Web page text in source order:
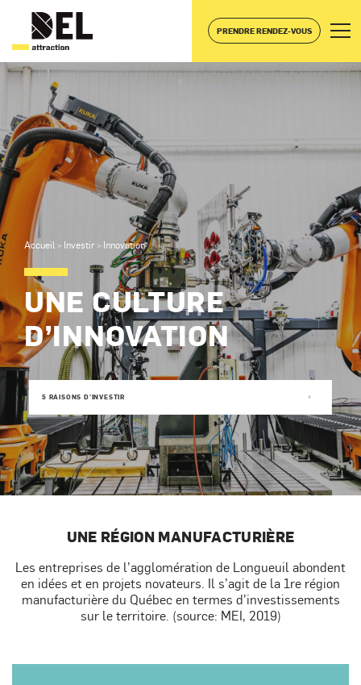
PRENDRE RENDEZ-VOUS
Accueil > Investir > Innovation
UNE CULTURE
D’INNOVATION
5 RAISONS D'INVESTIR
UNE RÉGION MANUFACTURIÈRE
Les entreprises de l’agglomération de Longueuil abondent
en idées et en projets novateurs. Il s’agit de la 1re région
manufacturière du Québec en termes d’investissements
sur le territoire. (source: MEI, 2019)